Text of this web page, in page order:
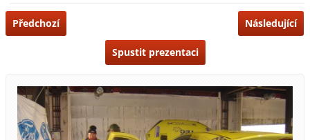
Předchozí Následující
Spustit prezentaci